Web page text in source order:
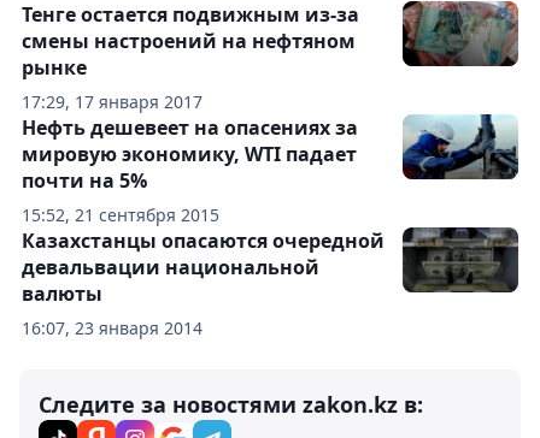
17:29, 17 января 2017
Тенге остается подвижным из-за
смены настроений на нефтяном
рынке
15:52, 21 сентября 2015
Нефть дешевеет на опасениях за
мировую экономику, WTI падает
почти на 5%
16:07, 23 января 2014
Казахстанцы опасаются очередной
девальвации национальной
валюты
Следите за новостями zakon.kz в: